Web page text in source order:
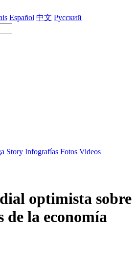
Español 中文 Русский
Story Infografías Fotos Videos
optimista sobre
de la economía